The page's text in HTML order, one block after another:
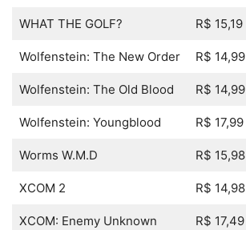
WHAT THE GOLF? R$ 15,19
Wolfenstein: The New Order R$ 14,99
Wolfenstein: The Old Blood R$ 14,99
Wolfenstein: Youngblood R$ 17,99
Worms W.M.D R$ 15,98
XCOM 2 R$ 14,98
XCOM: Enemy Unknown R$ 17,49